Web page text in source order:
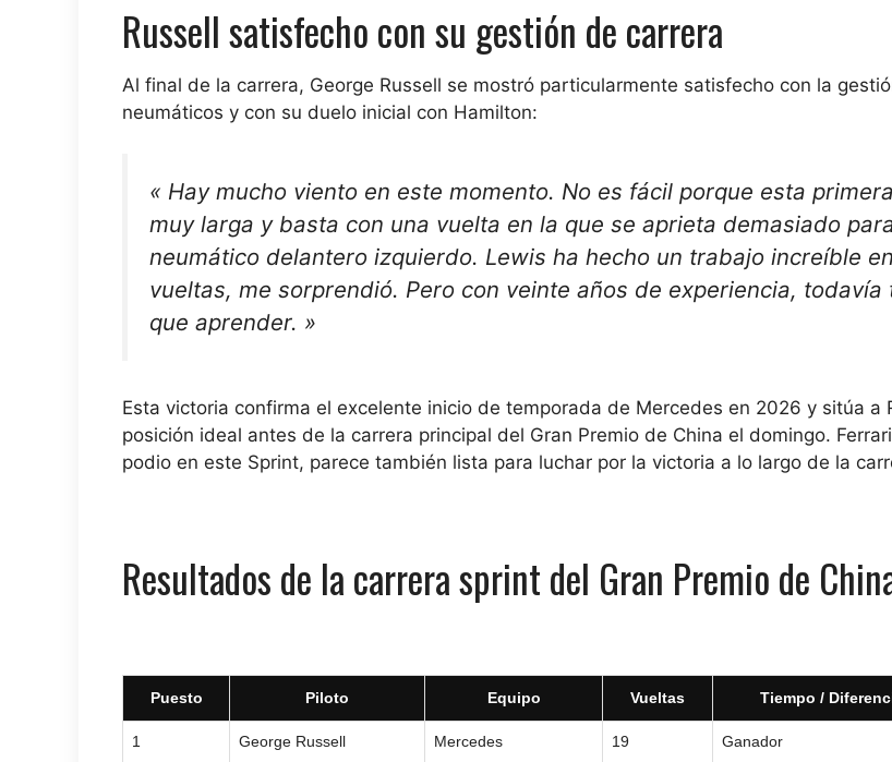
Russell satisfecho con su gestión de carrera
Al final de la carrera, George Russell se mostró particularmente satisfecho con la
neumáticos y con su duelo inicial con Hamilton:
« Hay mucho viento en este momento. No es fácil porque esta
muy larga y basta con una vuelta en la que se aprieta demasiado
neumático delantero izquierdo. Lewis ha hecho un trabajo increíble
vueltas, me sorprendió. Pero con veinte años de experiencia, todavía
que aprender. »
Esta victoria confirma el excelente inicio de temporada de Mercedes en 2026 y sitúa a
posición ideal antes de la carrera principal del Gran Premio de China el domingo.
podio en este Sprint, parece también lista para luchar por la victoria a lo largo de la
Resultados de la carrera sprint del Gran Premio de
Puesto Piloto Equipo Vueltas Tiempo /
1 George Russell Mercedes 19 Ganador